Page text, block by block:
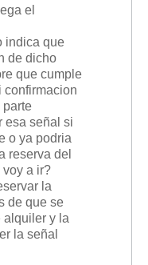
el
indica que
de dicho
que cumple
confirmacion
parte
esa señal si
o ya podria
reserva del
a ir?
la
de que se
alquiler y la
la señal